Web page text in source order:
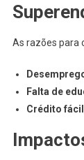
As razões para
Falta de
Crédito fácil